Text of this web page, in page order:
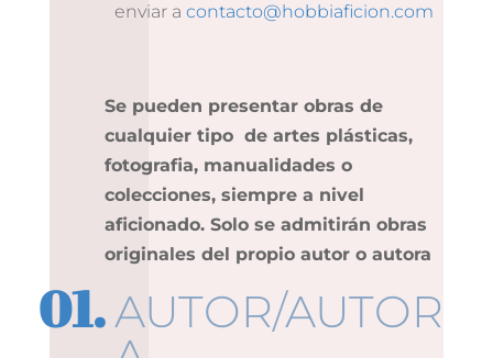
enviar a contacto@hobbiaficion.com
Se pueden presentar obras de
cualquier tipo de artes plásticas,
fotografia, manualidades o
colecciones, siempre a nivel
aficionado. Solo se admitirán obras
originales del propio autor o autora
AUTOR/AUTOR